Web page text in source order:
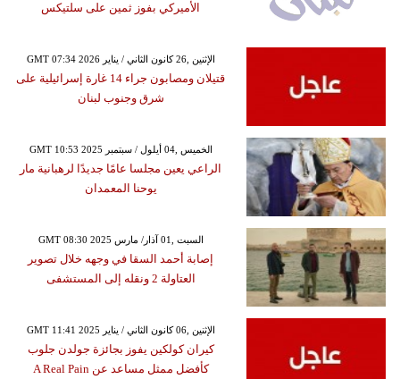
الأميركي بفوز ثمين على سلتيكس
GMT 07:34 2026 الإثنين ,26 كانون الثاني / يناير
قتيلان ومصابون جراء 14 غارة إسرائيلية على
شرق وجنوب لبنان
GMT 10:53 2025 الخميس ,04 أيلول / سبتمبر
الراعي يعين مجلسا عامًا جديدًا لرهبانية مار
يوحنا المعمدان
GMT 08:30 2025 السبت ,01 آذار/ مارس
إصابة أحمد السقا في وجهه خلال تصوير
العتاولة 2 ونقله إلى المستشفى
GMT 11:41 2025 الإثنين ,06 كانون الثاني / يناير
كيران كولكين يفوز بجائزة جولدن جلوب
كأفضل ممثل مساعد عن A Real Pain